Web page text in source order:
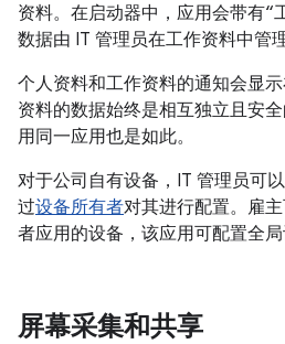
资料。在启动器中，应用会带有“
数据由 IT 管理员在工作资料中管理
个人资料和工作资料的通知会显
资料的数据始终是相互独立且安
用同一应用也是如此。
对于公司自有设备，IT 管理员可
过设备所有者对其进行配置。雇
者应用的设备，该应用可配置全局
屏幕采集和共享